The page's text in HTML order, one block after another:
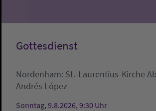
Gottesdienst
Nordenham: St.-Laurentius-Kirche
Andrés López
Sonntag, 9.8.2026, 9:30 Uhr